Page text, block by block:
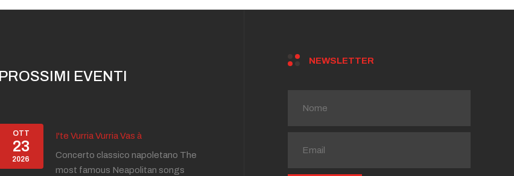
PROSSIMI EVENTI
OTT
23
2026
I'te Vurria Vurria Vas à
Concerto classico napoletano The
most famous Neapolitan songs
NEWSLETTER